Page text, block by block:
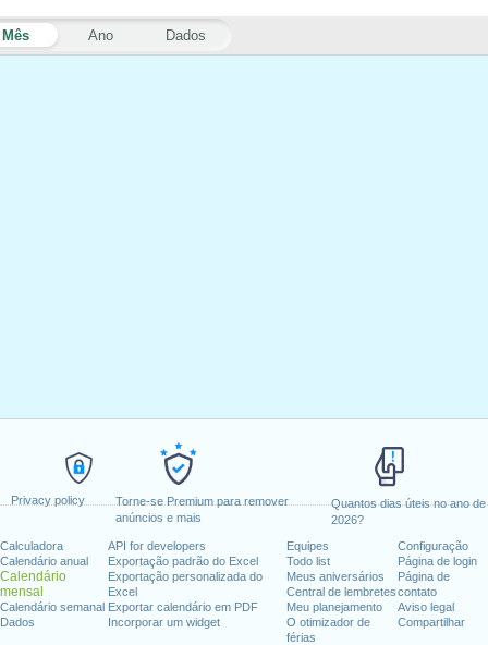
Privacy policy
Torne-se Premium para remover
anúncios e mais
Quantos dias úteis no ano de
2026?
Calculadora
Calendário anual
Calendário
mensal
Calendário semanal
Dados
API for developers
Exportação padrão do Excel
Exportação personalizada do
Excel
Exportar calendário em PDF
Incorporar um widget
Equipes
Todo list
Meus aniversários
Central de lembretes
Meu planejamento
O otimizador de
férias
Configuração
Página de login
Página de
contato
Aviso legal
Compartilhar
Mês Ano Dados